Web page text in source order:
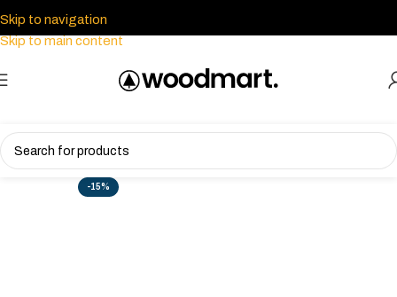
Skip to navigation
Skip to main content
-15%